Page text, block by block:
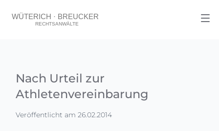
Nach Urteil zur
Athletenvereinbarung
Veröffentlicht am 26.02.2014